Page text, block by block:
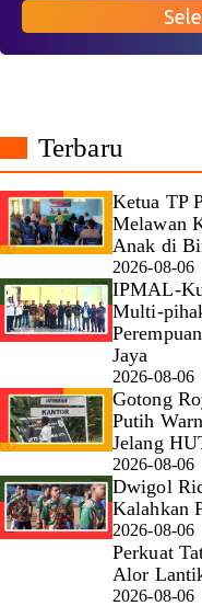
Terbaru
Ketua TP
Melawan
Anak di
2026-08-06
IPMAL-
Multi-
Jaya
2026-08-06
Gotong
Putih
Jelang
2026-08-06
Dwigol
Kalahkan
2026-08-06
Perkuat
Alor
2026-08-06